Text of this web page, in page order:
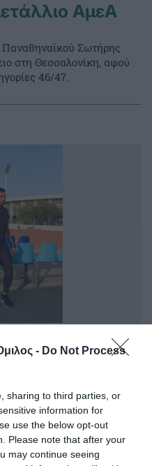
- Do Not Process
sharing to third parties, or
information for
use the below opt-out
Please note that after your
may continue seeing
ΑμεΑ
Παναθηναϊκού Σωτήρης
στη Θεσσαλονίκη, αφού
46/47.
ΑμεΑ
ΑμεΑ με τον αθλητή